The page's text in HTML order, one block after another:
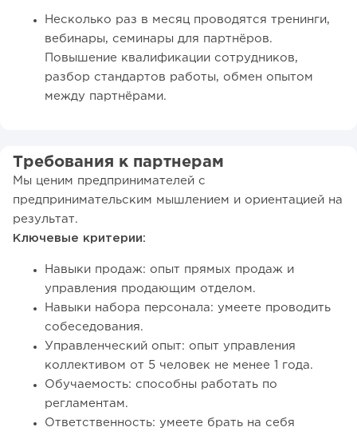
Несколько раз в месяц проводятся тренинги,
вебинары, семинары для партнёров.
Повышение квалификации сотрудников,
разбор стандартов работы, обмен опытом
между партнёрами.
Требования к партнерам
Мы ценим предпринимателей с
предпринимательским мышлением и ориентацией на
результат.
Ключевые критерии:
Навыки продаж: опыт прямых продаж и
управления продающим отделом.
Навыки набора персонала: умеете проводить
собеседования.
Управленческий опыт: опыт управления
коллективом от 5 человек не менее 1 года.
Обучаемость: способны работать по
регламентам.
Ответственность: умеете брать на себя